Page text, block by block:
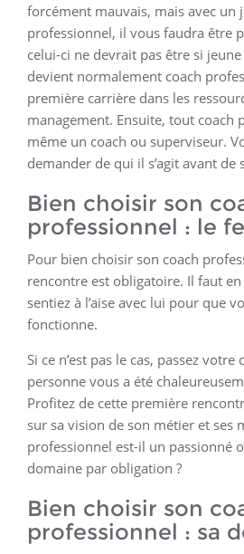
forcément mauvais, mais avec un
professionnel, il vous faudra être
celui-ci ne devrait pas être si
devient normalement coach
première carrière dans les
management. Ensuite, tout coach
même un coach ou superviseur.
demander de qui il s’agit avant de
Bien choisir son
professionnel : le
Pour bien choisir son coach
rencontre est obligatoire. Il faut
sentiez à l’aise avec lui pour que
fonctionne.
Si ce n’est pas le cas, passez
personne vous a été
Profitez de cette première
sur sa vision de son métier et ses
professionnel est-il un passionné
domaine par obligation ?
Bien choisir son
professionnel : sa